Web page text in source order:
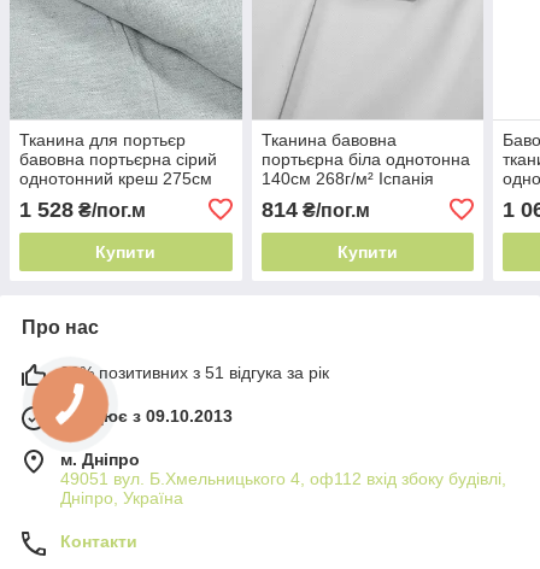
Тканина для портьєр
бавовна портьєрна сірий
однотонний креш 275см
напівбавовна
1 528 ₴/пог.м
Купити
Тканина бавовна
портьєрна біла однотонна
140см 268г/м² Іспанія
814₴/пог.м
Купити
1
Про нас
98% позитивних з 51 відгука за рік
Працює з 09.10.2013
м. Дніпро
49051 вул. Б.Хмельницького 4, оф112 вхід збоку будівлі,
Дніпро, Україна
Контакти